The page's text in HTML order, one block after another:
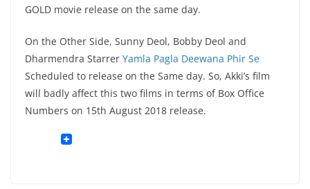
GOLD movie release on the same day.
On the Other Side, Sunny Deol, Bobby Deol and
Dharmendra Starrer Yamla Pagla Deewana Phir Se
Scheduled to release on the Same day. So, Akki’s film
will badly affect this two films in terms of Box Office
Numbers on 15th August 2018 release.